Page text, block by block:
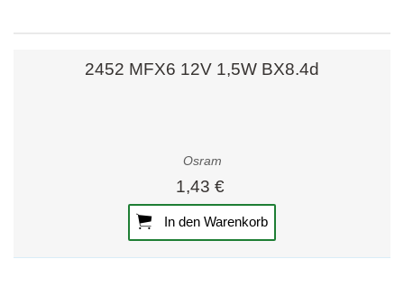
2452 MFX6 12V 1,5W BX8.4d
Osram
1,43 €
In den Warenkorb